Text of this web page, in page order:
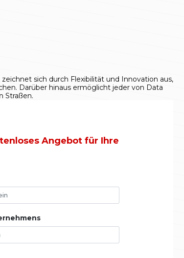
sich durch Flexibilität und Innovation aus,
Darüber hinaus ermöglicht jeder von Data
Straßen.
Angebot für Ihre